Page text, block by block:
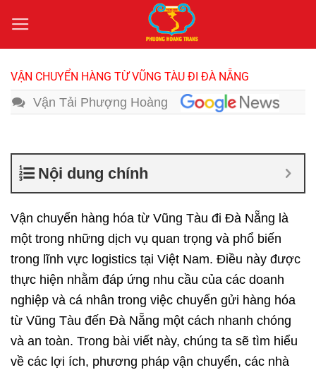
qua
nội
dung
VẬN CHUYỂN HÀNG TỪ VŨNG TÀU ĐI ĐÀ NẴNG
Vận Tải Phượng Hoàng
Nội dung chính
Vận chuyển hàng hóa từ Vũng Tàu đi Đà Nẵng là
một trong những dịch vụ quan trọng và phổ biến
trong lĩnh vực logistics tại Việt Nam. Điều này được
thực hiện nhằm đáp ứng nhu cầu của các doanh
nghiệp và cá nhân trong việc chuyển gửi hàng hóa
từ Vũng Tàu đến Đà Nẵng một cách nhanh chóng
và an toàn. Trong bài viết này, chúng ta sẽ tìm hiểu
về các lợi ích, phương pháp vận chuyển, các nhà